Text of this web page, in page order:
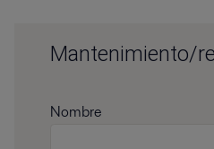
Mantenimiento/
Nombre